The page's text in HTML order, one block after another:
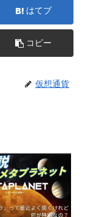
はてブ
コピー
仮想通貨